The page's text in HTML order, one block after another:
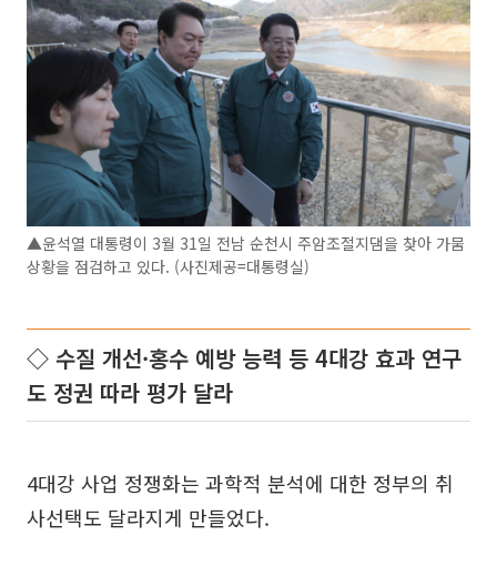
▲윤석열 대통령이 3월 31일 전남 순천시 주암조절지댐을 찾아 가뭄
상황을 점검하고 있다. (사진제공=대통령실)
◇ 수질 개선·홍수 예방 능력 등 4대강 효과 연구
도 정권 따라 평가 달라
4대강 사업 정쟁화는 과학적 분석에 대한 정부의 취
사선택도 달라지게 만들었다.